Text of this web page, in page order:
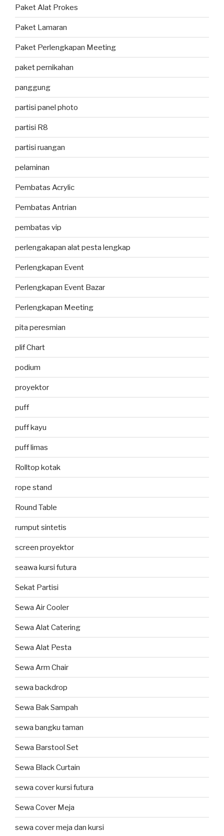
Paket Alat Prokes
Paket Lamaran
Paket Perlengkapan Meeting
paket pernikahan
panggung
partisi panel photo
partisi R8
partisi ruangan
pelaminan
Pembatas Acrylic
Pembatas Antrian
pembatas vip
perlengakapan alat pesta lengkap
Perlengkapan Event
Perlengkapan Event Bazar
Perlengkapan Meeting
pita peresmian
plif Chart
podium
proyektor
puff
puff kayu
puff limas
Rolltop kotak
rope stand
Round Table
rumput sintetis
screen proyektor
seawa kursi futura
Sekat Partisi
Sewa Air Cooler
Sewa Alat Catering
Sewa Alat Pesta
Sewa Arm Chair
sewa backdrop
Sewa Bak Sampah
sewa bangku taman
Sewa Barstool Set
Sewa Black Curtain
sewa cover kursi futura
Sewa Cover Meja
sewa cover meja dan kursi